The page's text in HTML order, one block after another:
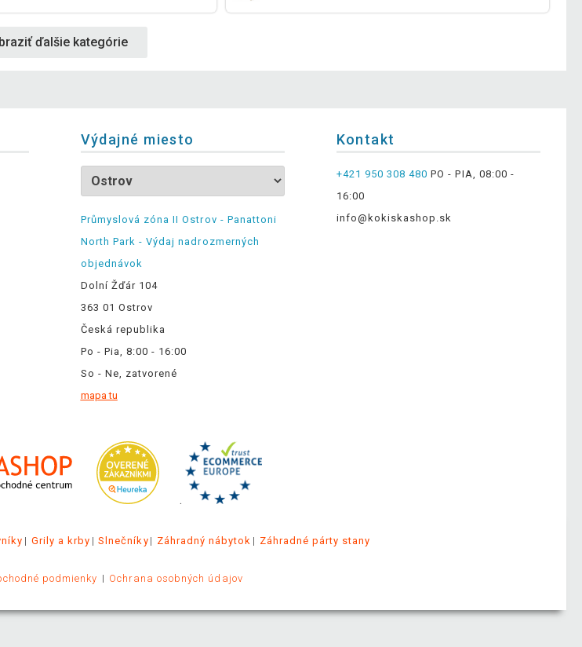
ďalšie kategórie
Výdajné miesto
Průmyslová zóna II Ostrov - Panattoni
North Park - Výdaj nadrozmerných
objednávok
Dolní Žďár 104
363 01 Ostrov
Česká republika
Po - Pia, 8:00 - 16:00
So - Ne, zatvorené
mapa tu
Kontakt
+421 950 308 480 PO - PIA, 08:00 -
16:00
info@kokiskashop.sk
.
Grily a krby Slnečníky Záhradný nábytok Záhradné párty stany
podmienky Ochrana osobných údajov